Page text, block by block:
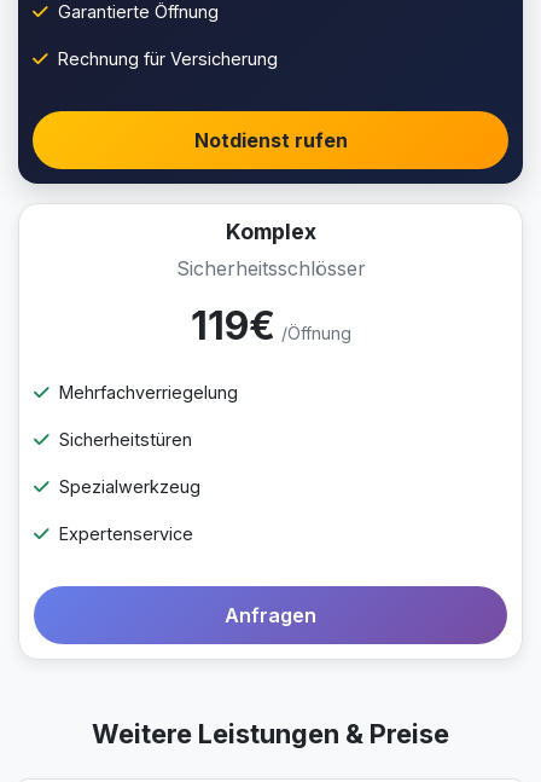
Garantierte Öffnung
Rechnung für Versicherung
Notdienst rufen
Komplex
Sicherheitsschlösser
119€ /Öffnung
Mehrfachverriegelung
Sicherheitstüren
Spezialwerkzeug
Expertenservice
Anfragen
Weitere Leistungen & Preise